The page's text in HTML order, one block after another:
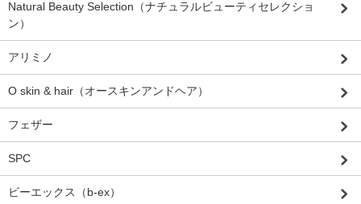
Natural Beauty Selection（ナチュラルビューティセレクショ
ン）
アリミノ
O skin & hair（オースキンアンドヘア）
フェザー
SPC
ビーエックス（b-ex）